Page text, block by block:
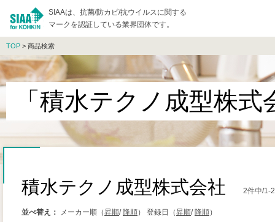
SIAAは、抗菌/防カビ/抗ウイルスに関する
マークを認証している業界団体です。
TOP > 商品検索
「積水テクノ成型株
積水テクノ成型株式会社 2件中/1-
並べ替え： メーカー順（昇順/ 降順） 登録日（昇順/ 降順）